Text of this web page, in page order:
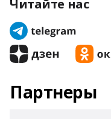
Читайте нас
Партнеры